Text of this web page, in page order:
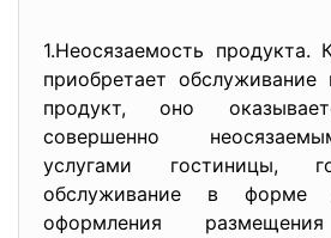
1.Неосязаемость продукта.
приобретает обслуживание
продукт, оно
совершенно
услугами гостиницы,
обслуживание в форме
оформления